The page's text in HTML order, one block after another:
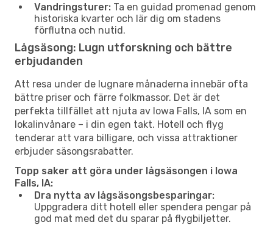
Vandringsturer: Ta en guidad promenad genom
historiska kvarter och lär dig om stadens
förflutna och nutid.
Lågsäsong: Lugn utforskning och bättre
erbjudanden
Att resa under de lugnare månaderna innebär ofta
bättre priser och färre folkmassor. Det är det
perfekta tillfället att njuta av Iowa Falls, IA som en
lokalinvånare – i din egen takt. Hotell och flyg
tenderar att vara billigare, och vissa attraktioner
erbjuder säsongsrabatter.
Topp saker att göra under lågsäsongen i Iowa
Falls, IA:
Dra nytta av lågsäsongsbesparingar:
Uppgradera ditt hotell eller spendera pengar på
god mat med det du sparar på flygbiljetter.